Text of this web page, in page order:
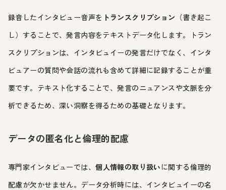
録音したインタビュー音声を トランスクリプション （書き起こ
し）することで、発言内容をテキストデータ化します。トラン
スクリプションは、インタビュイーの発言だけでなく、インタ
ビュアーの質問や会話の流れも含めて詳細に記録することが重
要です。テキスト化することで、発言のニュアンスや文脈を分
析できるため、深い洞察を得るための基礎となります。
データの匿名化と倫理的配慮
専門家インタビューでは、個人情報の取り扱い に関する倫理的
配慮が欠かせません。データ分析時には、インタビュイーの名